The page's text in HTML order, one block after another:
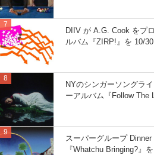
DIIV が A.G. Cook をプ
ルバム『ZIRP!』を 10/30
NYのシンガーソングラ
ーアルバム『Follow The
スーパーグループ
『Whatchu Bringing?』